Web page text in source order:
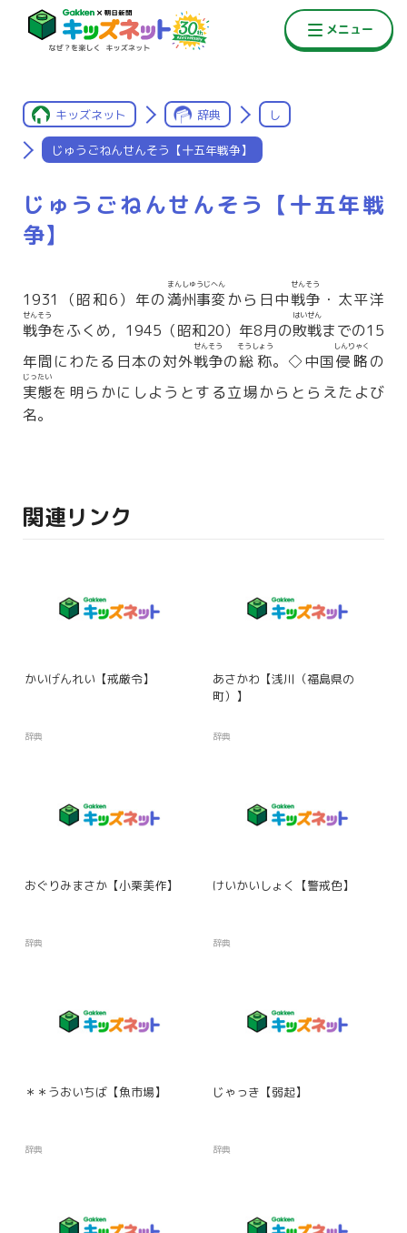
キッズネット 辞典 し
じゅうごねんせんそう【十五年戦争】
じゅうごねんせんそう【十五年戦
争】
1931（昭和6）年の満州事変
まんしゅうじへん
から日中戦争
せんそう
・太平洋
戦争
せんそう
をふくめ，1945（昭和20）年8月の敗戦
はいせん
までの15
年間にわたる日本の対外戦争
せんそう
の総称
そうしょう
。◇中国侵略
しんりゃく
の
実態
じったい
を明らかにしようとする立場からとらえたよび
名。
関連リンク
かいげんれい【戒厳令】
辞典
あさかわ【浅川（福島県の
町）】
辞典
おぐりみまさか【小栗美作】
辞典
けいかいしょく【警戒色】
辞典
＊＊うおいちば【魚市場】
辞典
じゃっき【弱起】
辞典